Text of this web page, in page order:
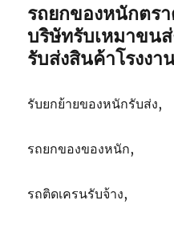
รถยกของหนักตร
บริษัทรับเหมาขน
รับส่งสินค้าโรงงา
รับยกย้ายของหนักรับส่ง,
รถยกของของหนัก,
รถติดเครนรับจ้าง,